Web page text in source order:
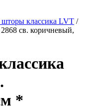
классика LVT /
св. коричневый,
*